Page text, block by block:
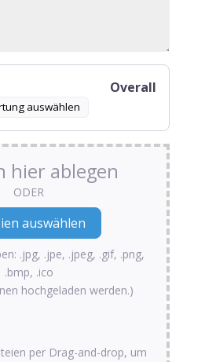
auswählen
Overall
hier ablegen
ODER
.jpg, .jpe, .jpeg, .gif, .png,
.bmp, .ico
hochgeladen werden.)
per Drag-and-drop, um